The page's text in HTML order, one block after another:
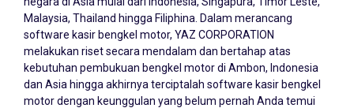
Malaysia, Thailand hingga Filiphina. Dalam merancang
software kasir bengkel motor, YAZ CORPORATION
melakukan riset secara mendalam dan bertahap atas
kebutuhan pembukuan bengkel motor di Ambon, Indonesia
dan Asia hingga akhirnya terciptalah software kasir bengkel
motor dengan keunggulan yang belum pernah Anda temui